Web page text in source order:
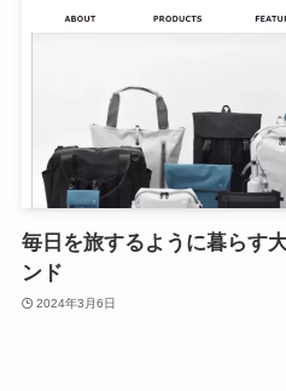
毎日を旅するように暮らす
ンド
2024年3月6日